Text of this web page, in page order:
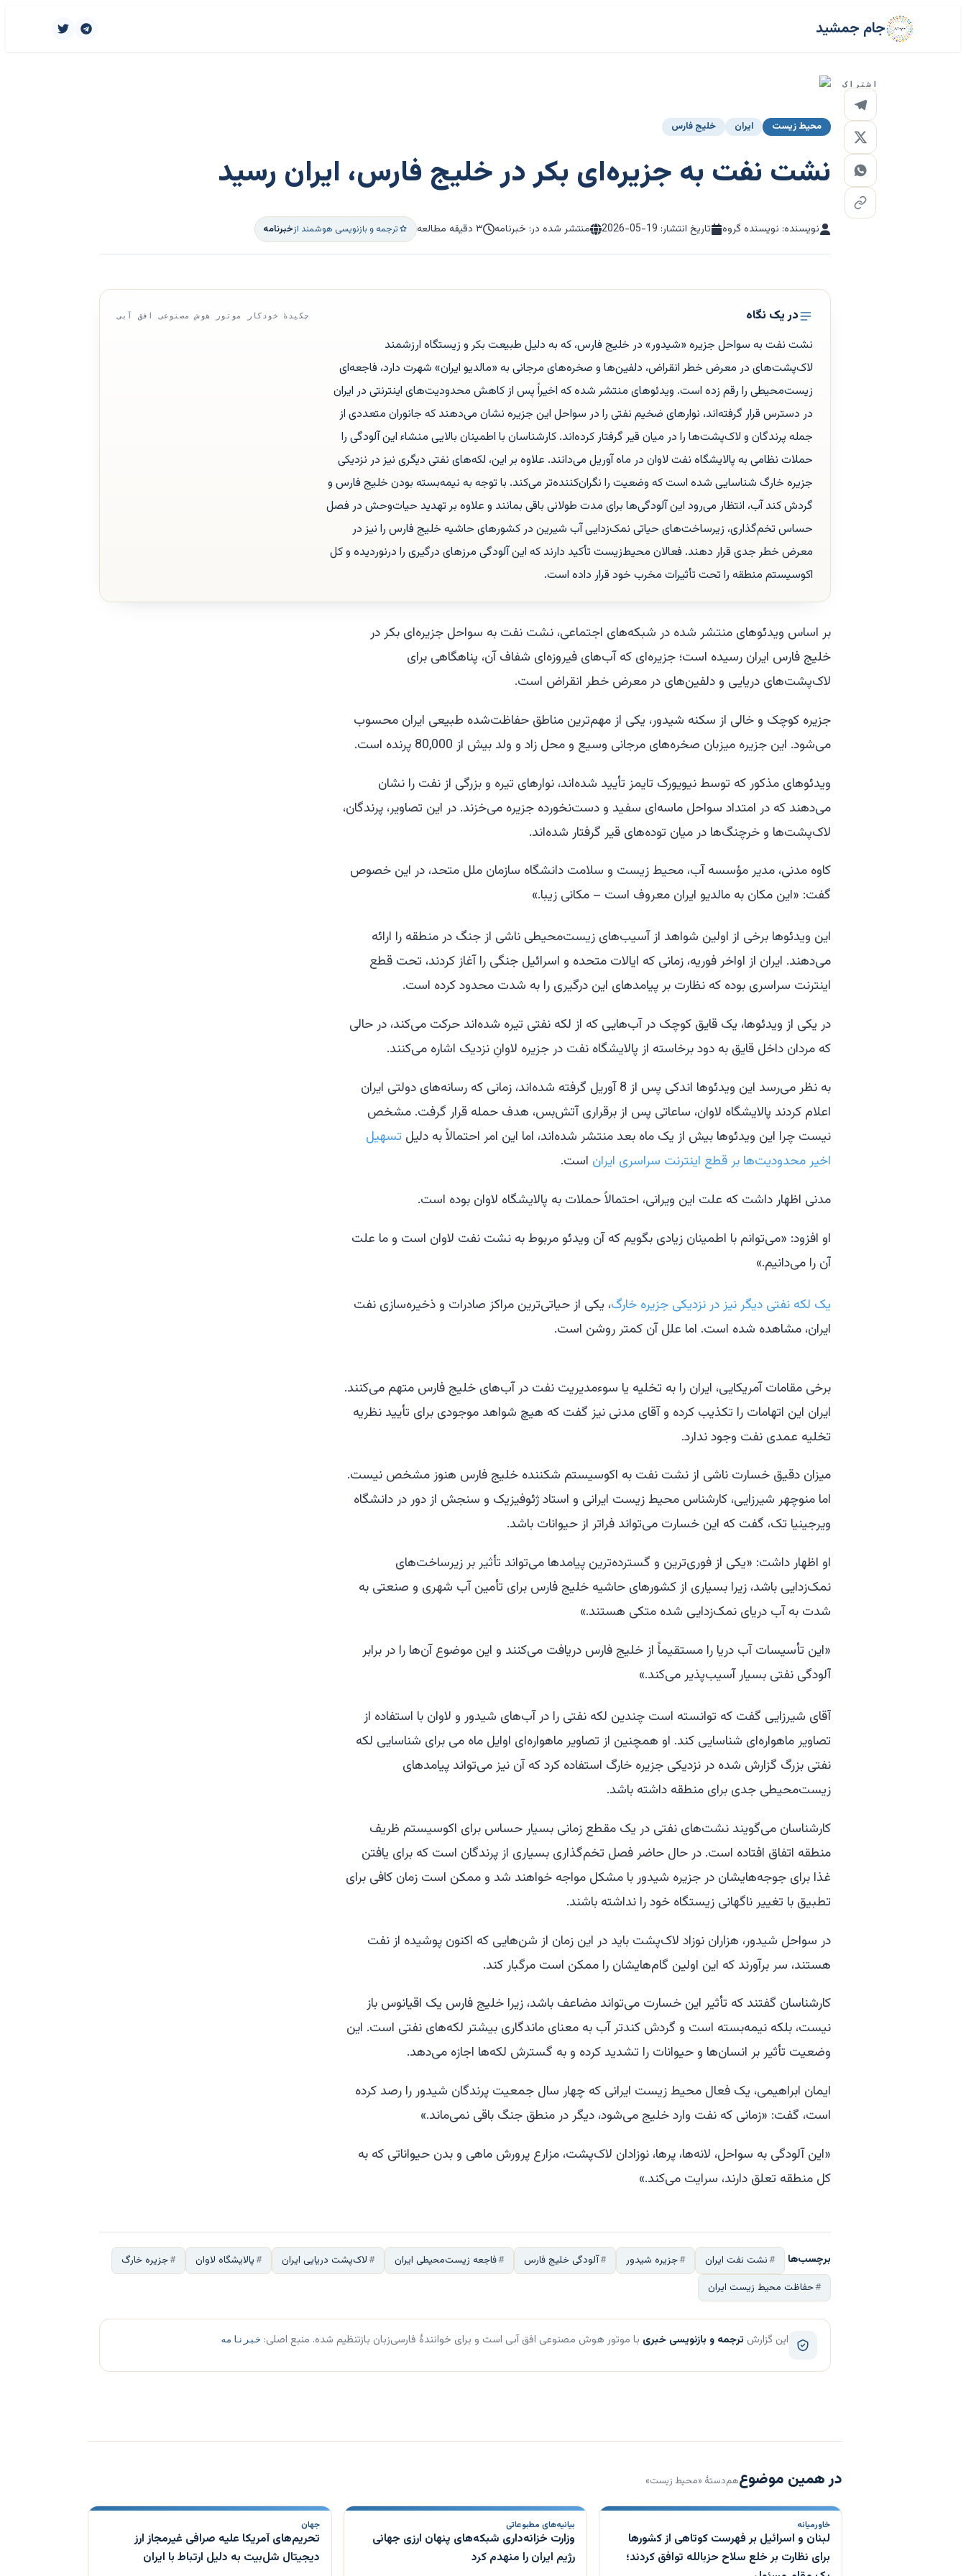
جام جمشید
اشتراک
محیط زیست ایران خلیج فارس
نشت نفت به جزیره‌ای بکر در خلیج فارس، ایران رسید
نویسنده: نویسنده گروه تاریخ انتشار: 2026-05-19 منتشر شده در: خبرنامه ۳ دقیقه مطالعه ترجمه و بازنویسی هوشمند ازخبرنامه
در یک نگاه چکیدهٔ خودکار موتور هوش مصنوعی افق آبی
نشت نفت به سواحل جزیره «شیدور» در خلیج فارس، که به دلیل طبیعت بکر و زیستگاه ارزشمند
لاک‌پشت‌های در معرض خطر انقراض، دلفین‌ها و صخره‌های مرجانی به «مالدیو ایران» شهرت دارد، فاجعه‌ای
زیست‌محیطی را رقم زده است. ویدئوهای منتشر شده که اخیراً پس از کاهش محدودیت‌های اینترنتی در ایران
در دسترس قرار گرفته‌اند، نوارهای ضخیم نفتی را در سواحل این جزیره نشان می‌دهند که جانوران متعددی از
جمله پرندگان و لاک‌پشت‌ها را در میان قیر گرفتار کرده‌اند. کارشناسان با اطمینان بالایی منشاء این آلودگی را
حملات نظامی به پالایشگاه نفت لاوان در ماه آوریل می‌دانند. علاوه بر این، لکه‌های نفتی دیگری نیز در نزدیکی
جزیره خارگ شناسایی شده است که وضعیت را نگران‌کننده‌تر می‌کند. با توجه به نیمه‌بسته بودن خلیج فارس و
گردش کند آب، انتظار می‌رود این آلودگی‌ها برای مدت طولانی باقی بمانند و علاوه بر تهدید حیات‌وحش در فصل
حساس تخم‌گذاری، زیرساخت‌های حیاتی نمک‌زدایی آب شیرین در کشورهای حاشیه خلیج فارس را نیز در
معرض خطر جدی قرار دهند. فعالان محیط‌زیست تأکید دارند که این آلودگی مرزهای درگیری را درنوردیده و کل
اکوسیستم منطقه را تحت تأثیرات مخرب خود قرار داده است.
بر اساس ویدئوهای منتشر شده در شبکه‌های اجتماعی، نشت نفت به سواحل جزیره‌ای بکر در
خلیج فارس ایران رسیده است؛ جزیره‌ای که آب‌های فیروزه‌ای شفاف آن، پناهگاهی برای
لاک‌پشت‌های دریایی و دلفین‌های در معرض خطر انقراض است.
جزیره کوچک و خالی از سکنه شیدور، یکی از مهم‌ترین مناطق حفاظت‌شده طبیعی ایران محسوب
می‌شود. این جزیره میزبان صخره‌های مرجانی وسیع و محل زاد و ولد بیش از 80,000 پرنده است.
ویدئوهای مذکور که توسط نیویورک تایمز تأیید شده‌اند، نوارهای تیره و بزرگی از نفت را نشان
می‌دهند که در امتداد سواحل ماسه‌ای سفید و دست‌نخورده جزیره می‌خزند. در این تصاویر، پرندگان،
لاک‌پشت‌ها و خرچنگ‌ها در میان توده‌های قیر گرفتار شده‌اند.
کاوه مدنی، مدیر مؤسسه آب، محیط زیست و سلامت دانشگاه سازمان ملل متحد، در این خصوص
گفت: «این مکان به مالدیو ایران معروف است – مکانی زیبا.»
این ویدئوها برخی از اولین شواهد از آسیب‌های زیست‌محیطی ناشی از جنگ در منطقه را ارائه
می‌دهند. ایران از اواخر فوریه، زمانی که ایالات متحده و اسرائیل جنگی را آغاز کردند، تحت قطع
اینترنت سراسری بوده که نظارت بر پیامدهای این درگیری را به شدت محدود کرده است.
در یکی از ویدئوها، یک قایق کوچک در آب‌هایی که از لکه نفتی تیره شده‌اند حرکت می‌کند، در حالی
که مردان داخل قایق به دود برخاسته از پالایشگاه نفت در جزیره لاوانِ نزدیک اشاره می‌کنند.
به نظر می‌رسد این ویدئوها اندکی پس از 8 آوریل گرفته شده‌اند، زمانی که رسانه‌های دولتی ایران
اعلام کردند پالایشگاه لاوان، ساعاتی پس از برقراری آتش‌بس، هدف حمله قرار گرفت. مشخص
نیست چرا این ویدئوها بیش از یک ماه بعد منتشر شده‌اند، اما این امر احتمالاً به دلیل تسهیل
اخیر محدودیت‌ها بر قطع اینترنت سراسری ایران است.
مدنی اظهار داشت که علت این ویرانی، احتمالاً حملات به پالایشگاه لاوان بوده است.
او افزود: «می‌توانم با اطمینان زیادی بگویم که آن ویدئو مربوط به نشت نفت لاوان است و ما علت
آن را می‌دانیم.»
یک لکه نفتی دیگر نیز در نزدیکی جزیره خارگ، یکی از حیاتی‌ترین مراکز صادرات و ذخیره‌سازی نفت
ایران، مشاهده شده است. اما علل آن کمتر روشن است.
برخی مقامات آمریکایی، ایران را به تخلیه یا سوءمدیریت نفت در آب‌های خلیج فارس متهم می‌کنند.
ایران این اتهامات را تکذیب کرده و آقای مدنی نیز گفت که هیچ شواهد موجودی برای تأیید نظریه
تخلیه عمدی نفت وجود ندارد.
میزان دقیق خسارت ناشی از نشت نفت به اکوسیستم شکننده خلیج فارس هنوز مشخص نیست.
اما منوچهر شیرزایی، کارشناس محیط زیست ایرانی و استاد ژئوفیزیک و سنجش از دور در دانشگاه
ویرجینیا تک، گفت که این خسارت می‌تواند فراتر از حیوانات باشد.
او اظهار داشت: «یکی از فوری‌ترین و گسترده‌ترین پیامدها می‌تواند تأثیر بر زیرساخت‌های
نمک‌زدایی باشد، زیرا بسیاری از کشورهای حاشیه خلیج فارس برای تأمین آب شهری و صنعتی به
شدت به آب دریای نمک‌زدایی شده متکی هستند.»
«این تأسیسات آب دریا را مستقیماً از خلیج فارس دریافت می‌کنند و این موضوع آن‌ها را در برابر
آلودگی نفتی بسیار آسیب‌پذیر می‌کند.»
آقای شیرزایی گفت که توانسته است چندین لکه نفتی را در آب‌های شیدور و لاوان با استفاده از
تصاویر ماهواره‌ای شناسایی کند. او همچنین از تصاویر ماهواره‌ای اوایل ماه می برای شناسایی لکه
نفتی بزرگ گزارش شده در نزدیکی جزیره خارگ استفاده کرد که آن نیز می‌تواند پیامدهای
زیست‌محیطی جدی برای منطقه داشته باشد.
کارشناسان می‌گویند نشت‌های نفتی در یک مقطع زمانی بسیار حساس برای اکوسیستم ظریف
منطقه اتفاق افتاده است. در حال حاضر فصل تخم‌گذاری بسیاری از پرندگان است که برای یافتن
غذا برای جوجه‌هایشان در جزیره شیدور با مشکل مواجه خواهند شد و ممکن است زمان کافی برای
تطبیق با تغییر ناگهانی زیستگاه خود را نداشته باشند.
در سواحل شیدور، هزاران نوزاد لاک‌پشت باید در این زمان از شن‌هایی که اکنون پوشیده از نفت
هستند، سر برآورند که این اولین گام‌هایشان را ممکن است مرگبار کند.
کارشناسان گفتند که تأثیر این خسارت می‌تواند مضاعف باشد، زیرا خلیج فارس یک اقیانوس باز
نیست، بلکه نیمه‌بسته است و گردش کندتر آب به معنای ماندگاری بیشتر لکه‌های نفتی است. این
وضعیت تأثیر بر انسان‌ها و حیوانات را تشدید کرده و به گسترش لکه‌ها اجازه می‌دهد.
ایمان ابراهیمی، یک فعال محیط زیست ایرانی که چهار سال جمعیت پرندگان شیدور را رصد کرده
است، گفت: «زمانی که نفت وارد خلیج می‌شود، دیگر در منطق جنگ باقی نمی‌ماند.»
«این آلودگی به سواحل، لانه‌ها، پرها، نوزادان لاک‌پشت، مزارع پرورش ماهی و بدن حیواناتی که به
کل منطقه تعلق دارند، سرایت می‌کند.»
برچسب‌ها نشت نفت ایران جزیره شیدور آلودگی خلیج فارس فاجعه زیست‌محیطی ایران لاک‌پشت دریایی ایران پالایشگاه لاوان
جزیره خارگ
حفاظت محیط زیست ایران
این گزارش ترجمه و بازنویسی خبری با موتور هوش مصنوعی افق آبی است و برای خوانندهٔ فارسی‌زبان بازتنظیم شده. منبع اصلی: خبرنامه
در همین موضوعهم‌دستهٔ «محیط زیست»
خاورمیانه
لبنان و اسرائیل بر فهرست کوتاهی از کشورها
برای نظارت بر خلع سلاح حزبالله توافق کردند؛
بیانیه‌های مطبوعاتی
وزارت خزانه‌داری شبکه‌های پنهان ارزی جهانی
رژیم ایران را منهدم کرد
جهان
تحریم‌های آمریکا علیه صرافی غیرمجاز ارز
دیجیتال شل‌بیت به دلیل ارتباط با ایران